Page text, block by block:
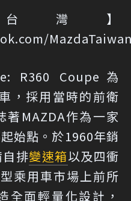
台灣】
R360 Coupe為
，採用當時的前衛
著MAZDA作為一家
始點。於1960年銷
排變速箱以及四衝
乘用車市場上前所
全面輕量化設計，